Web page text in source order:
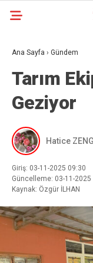
Ana Sayfa › Gündem
Tarım
Geziyor
Hatice
Giriş: 03-11-2025 09:30
Güncelleme: 03-11-2025
Kaynak: Özgür İLHAN